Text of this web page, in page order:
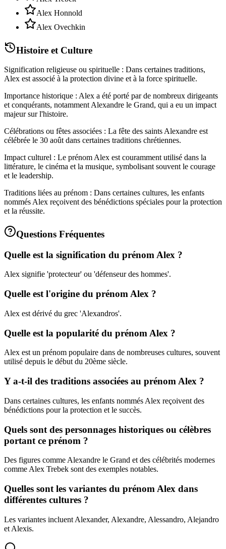
Alex Honnold
Alex Ovechkin
Histoire et Culture
Signification religieuse ou spirituelle : Dans certaines traditions,
Alex est associé à la protection divine et à la force spirituelle.
Importance historique : Alex a été porté par de nombreux dirigeants
et conquérants, notamment Alexandre le Grand, qui a eu un impact
majeur sur l'histoire.
Célébrations ou fêtes associées : La fête des saints Alexandre est
célébrée le 30 août dans certaines traditions chrétiennes.
Impact culturel : Le prénom Alex est couramment utilisé dans la
littérature, le cinéma et la musique, symbolisant souvent le courage
et le leadership.
Traditions liées au prénom : Dans certaines cultures, les enfants
nommés Alex reçoivent des bénédictions spéciales pour la protection
et la réussite.
Questions Fréquentes
Quelle est la signification du prénom Alex ?
Alex signifie 'protecteur' ou 'défenseur des hommes'.
Quelle est l'origine du prénom Alex ?
Alex est dérivé du grec 'Alexandros'.
Quelle est la popularité du prénom Alex ?
Alex est un prénom populaire dans de nombreuses cultures, souvent
utilisé depuis le début du 20ème siècle.
Y a-t-il des traditions associées au prénom Alex ?
Dans certaines cultures, les enfants nommés Alex reçoivent des
bénédictions pour la protection et le succès.
Quels sont des personnages historiques ou célèbres
portant ce prénom ?
Des figures comme Alexandre le Grand et des célébrités modernes
comme Alex Trebek sont des exemples notables.
Quelles sont les variantes du prénom Alex dans
différentes cultures ?
Les variantes incluent Alexander, Alexandre, Alessandro, Alejandro
et Alexis.